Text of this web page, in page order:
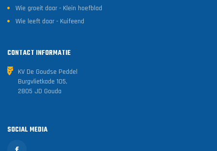
Wie groeit daar - Klein hoefblad
Wie leeft daar - Kuifeend
CONTACT INFORMATIE
KV De Goudse Peddel
Burgvlietkade 105,
2805 JD Gouda
SOCIAL MEDIA